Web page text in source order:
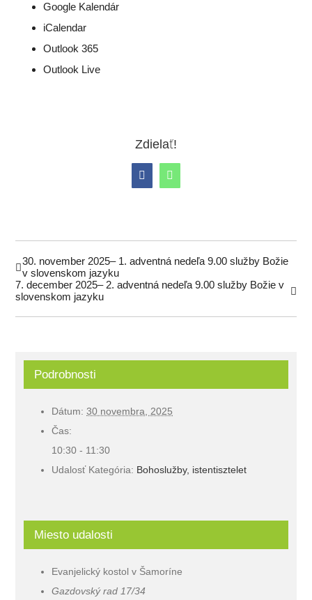
Google Kalendár
iCalendar
Outlook 365
Outlook Live
Zdielať!
FacebookWhatsApp
30. november 2025– 1. adventná nedeľa 9.00 služby Božie
v slovenskom jazyku
7. december 2025– 2. adventná nedeľa 9.00 služby Božie v
slovenskom jazyku
Podrobnosti
Dátum: 30 novembra, 2025
Čas:
10:30 - 11:30
Udalosť Kategória: Bohoslužby, istentisztelet
Miesto udalosti
Evanjelický kostol v Šamoríne
Gazdovský rad 17/34